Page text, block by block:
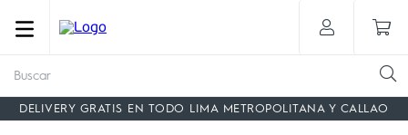
DELIVERY GRATIS EN TODO LIMA METROPOLITANA Y CALLAO